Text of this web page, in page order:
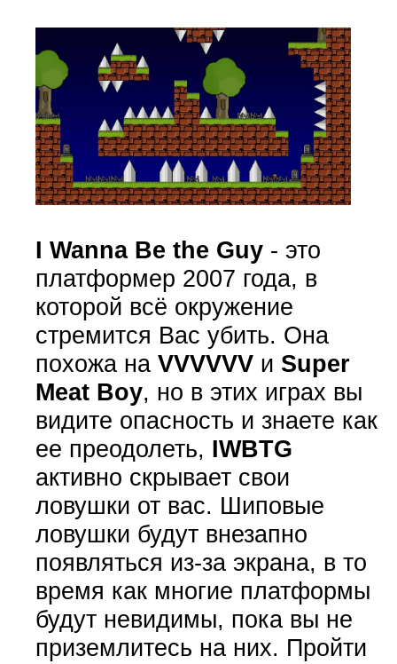
I Wanna Be the Guy- это
платформер 2007 года, в
которой всё окружение
стремится Вас убить. Она
похожа на VVVVVVи Super
Meat Boy, но в этих играх вы
видите опасность и знаете как
ее преодолеть, IWBTG
активно скрывает свои
ловушки от вас. Шиповые
ловушки будут внезапно
появляться из-за экрана, в то
время как многие платформы
будут невидимы, пока вы не
приземлитесь на них. Пройти